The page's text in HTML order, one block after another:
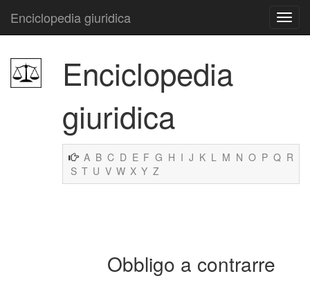
Enciclopedia giuridica
Enciclopedia
giuridica
A B C D E F G H I J K L M N O P Q R
S T U V W X Y Z
Obbligo a contrarre